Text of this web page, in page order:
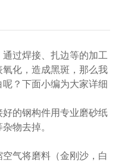
过焊接、扎边等的加工
化，造成黑斑，那么我
？下面小编为大家详细
的钢构件用专业磨砂纸
物去掉。
气将磨料（金刚沙，白